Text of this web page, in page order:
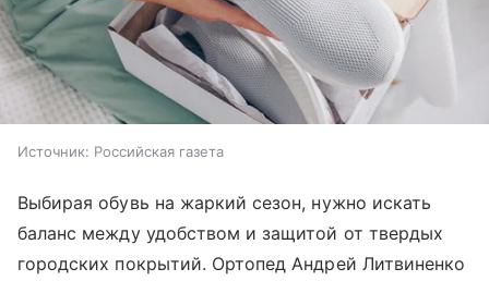
Источник: Российская газета
Выбирая обувь на жаркий сезон, нужно искать
баланс между удобством и защитой от твердых
городских покрытий. Ортопед Андрей Литвиненко